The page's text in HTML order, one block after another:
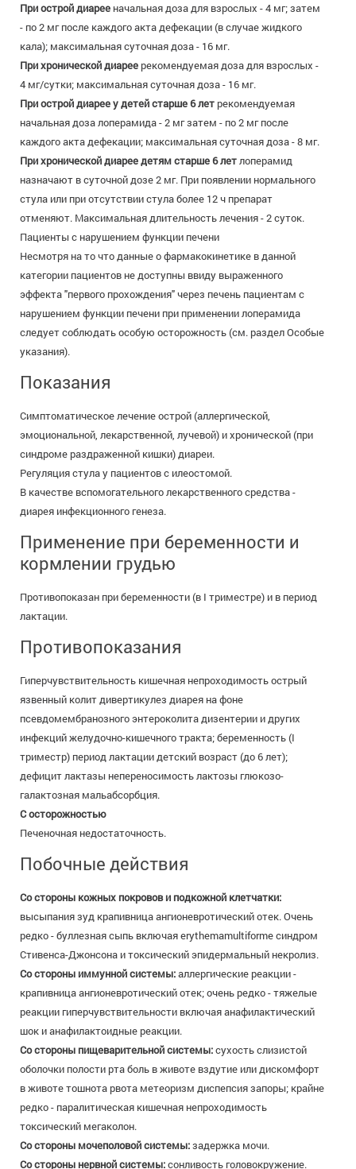
При острой диарее начальная доза для взрослых - 4 мг; затем
- по 2 мг после каждого акта дефекации (в случае жидкого
кала); максимальная суточная доза - 16 мг.
При хронической диарее рекомендуемая доза для взрослых -
4 мг/сутки; максимальная суточная доза - 16 мг.
При острой диарее у детей старше 6 лет рекомендуемая
начальная доза лоперамида - 2 мг затем - по 2 мг после
каждого акта дефекации; максимальная суточная доза - 8 мг.
При хронической диарее детям старше 6 летлоперамид
назначают в суточной дозе 2 мг. При появлении нормального
стула или при отсутствии стула более 12 ч препарат
отменяют. Максимальная длительность лечения - 2 суток.
Пациенты с нарушением функции печени
Несмотря на то что данные о фармакокинетике в данной
категории пациентов не доступны ввиду выраженного
эффекта "первого прохождения" через печень пациентам с
нарушением функции печени при применении лоперамида
следует соблюдать особую осторожность (см. раздел Особые
указания).
Показания
Симптоматическое лечение острой (аллергической,
эмоциональной, лекарственной, лучевой) и хронической (при
синдроме раздраженной кишки) диареи.
Регуляция стула у пациентов с илеостомой.
В качестве вспомогательного лекарственного средства -
диарея инфекционного генеза.
Применение при беременности и
кормлении грудью
Противопоказан при беременности (в I триместре) и в период
лактации.
Противопоказания
Гиперчувствительность кишечная непроходимость острый
язвенный колит дивертикулез диарея на фоне
псевдомембранозного энтероколита дизентерии и других
инфекций желудочно-кишечного тракта; беременность (I
триместр) период лактации детский возраст (до 6 лет);
дефицит лактазы непереносимость лактозы глюкозо-
галактозная мальабсорбция.
С осторожностью
Печеночная недостаточность.
Побочные действия
Со стороны кожных покровов и подкожной клетчатки:
высыпания зуд крапивница ангионевротический отек. Очень
редко - буллезная сыпь включая erythemamultiforme синдром
Стивенса-Джонсона и токсический эпидермальный некролиз.
Со стороны иммунной системы:аллергические реакции -
крапивница ангионевротический отек; очень редко - тяжелые
реакции гиперчувствительности включая анафилактический
шок и анафилактоидные реакции.
Со стороны пищеварительной системы:сухость слизистой
оболочки полости рта боль в животе вздутие или дискомфорт
в животе тошнота рвота метеоризм диспепсия запоры; крайне
редко - паралитическая кишечная непроходимость
токсический мегаколон.
Со стороны мочеполовой системы:задержка мочи.
Со стороны нервной системы:сонливость головокружение.